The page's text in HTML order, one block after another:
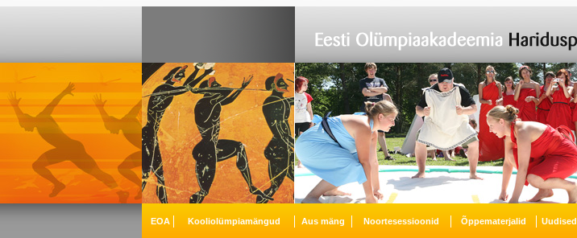
EOA Kooliolümpiamängud Aus mäng Noortesessioonid Õppematerjalid Uudised